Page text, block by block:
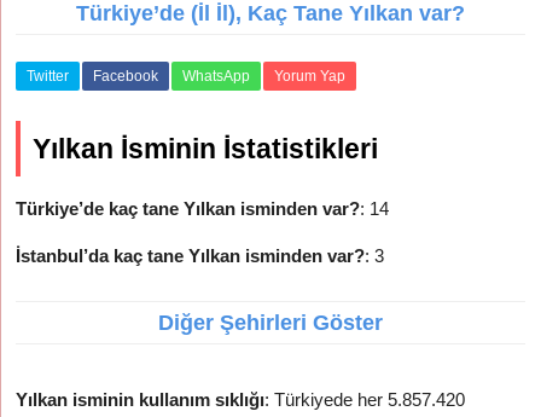
Türkiye’de (İl İl), Kaç Tane Yılkan var?
Twitter Facebook WhatsApp Yorum Yap
Yılkan İsminin İstatistikleri
Türkiye’de kaç tane Yılkan isminden var?: 14
İstanbul’da kaç tane Yılkan isminden var?: 3
Diğer Şehirleri Göster
Yılkan isminin kullanım sıklığı: Türkiyede her 5.857.420